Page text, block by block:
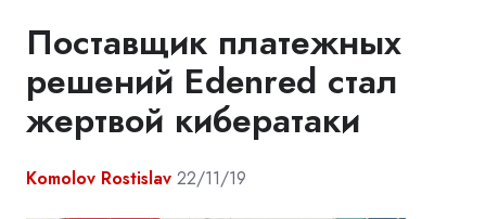
Поставщик платежных
решений Edenred стал
жертвой кибератаки
Komolov Rostislav 22/11/19